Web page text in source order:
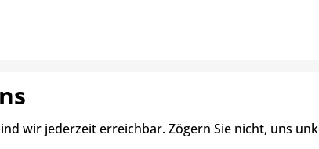
wir jederzeit erreichbar. Zögern Sie nicht, uns